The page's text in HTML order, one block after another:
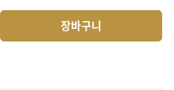
장바구니